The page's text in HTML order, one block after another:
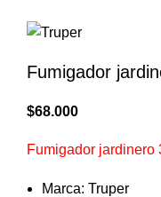
Fumigador
$68.000
Fumigador jardinero
Marca: Truper